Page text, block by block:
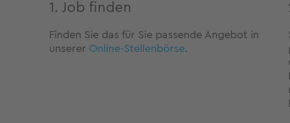
1. Job finden
Finden Sie das für Sie passende Angebot in
unserer Online-Stellenbörse.